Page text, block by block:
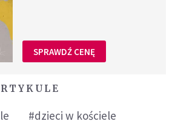
SPRAWDŹ CENĘ
#dzieci w kościele